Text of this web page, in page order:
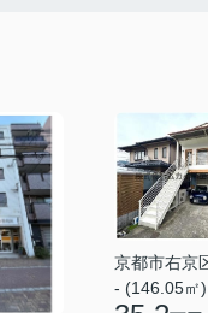
京都市右京
- (146.05㎡)